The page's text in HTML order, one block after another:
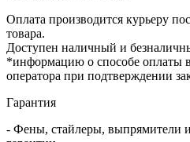
Оплата производится курьеру
товара.
Доступен наличный и
*информацию о способе оплаты
оператора при подтверждении
Гарантия
- Фены, стайлеры, выпрямители